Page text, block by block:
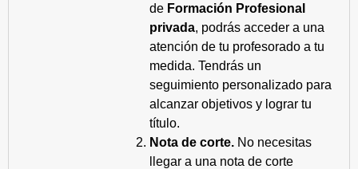
de Formación Profesional
privada, podrás acceder a una
atención de tu profesorado a tu
medida. Tendrás un
seguimiento personalizado para
alcanzar objetivos y lograr tu
título.
Nota de corte. No necesitas
llegar a una nota de corte